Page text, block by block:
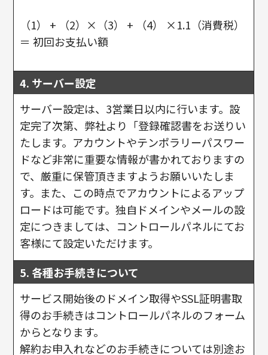
（1） + （2）×（3） + （4） ×1.1（消費税）
＝ 初回お支払い額
4. サーバー設定
サーバー設定は、3営業日以内に行います。設
定完了次第、弊社より「登録確認書をお送りい
たします。アカウントやテンポラリーパスワー
ドなど非常に重要な情報が書かれておりますの
で、厳重に保管頂きますようお願いいたしま
す。また、この時点でアカウントによるアップ
ロードは可能です。独自ドメインやメールの設
定につきましては、コントロールパネルにてお
客様にて設定いただけます。
5. 各種お手続きについて
サービス開始後のドメイン取得やSSL証明書取
得のお手続きはコントロールパネルのフォーム
からとなります。
解約お申入れなどのお手続きについては別途お